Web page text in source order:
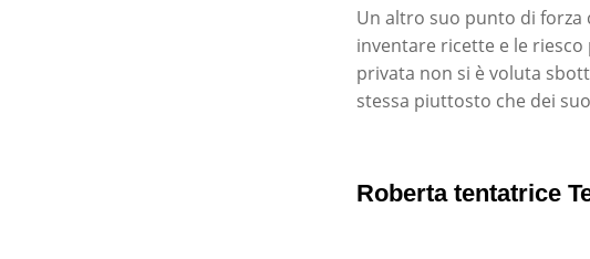
Un altro suo punto di forza
inventare ricette e le
privata non si è voluta
stessa piuttosto che dei
Roberta tentatrice